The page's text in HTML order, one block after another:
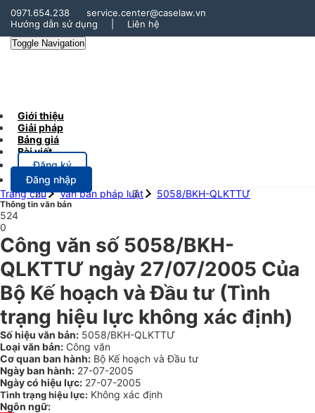
0971.654.238
service.center@caselaw.vn
Hướng dẫn sử dụng
Liên hệ
Toggle Navigation
Giới thiệu
Giải pháp
Bảng giá
Bài viết
Đăng ký
Đăng nhập
Trang chủ
Văn bản pháp luật 5058/BKH-QLKTTƯ
Thông tin văn bản
524
0
Công văn số 5058/BKH-
QLKTTƯ ngày 27/07/2005 Của
Bộ Kế hoạch và Đầu tư (Tình
trạng hiệu lực không xác định)
Số hiệu văn bản: 5058/BKH-QLKTTƯ
Loại văn bản: Công văn
Cơ quan ban hành: Bộ Kế hoạch và Đầu tư
Ngày ban hành: 27-07-2005
Ngày có hiệu lực: 27-07-2005
Tình trạng hiệu lực: Không xác định
Ngôn ngữ: